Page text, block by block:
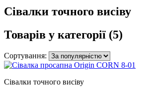
Сівалки точного висіву
Товарів у категорії (5)
Сортування:
Сівалки точного висіву